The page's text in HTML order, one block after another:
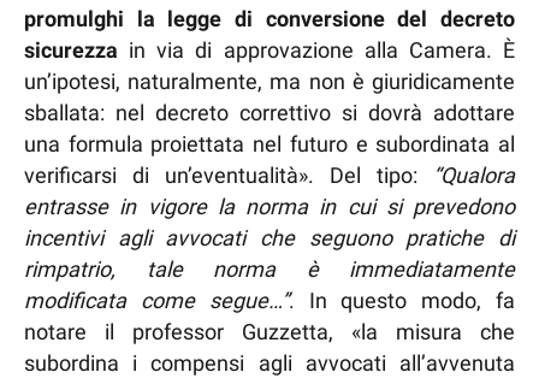
promulghi la legge di conversione del decreto
sicurezza in via di approvazione alla Camera. È
un’ipotesi, naturalmente, ma non è giuridicamente
sballata: nel decreto correttivo si dovrà adottare
una formula proiettata nel futuro e subordinata al
verificarsi di un’eventualità». Del tipo:
“Qualora
entrasse in vigore la norma in cui si prevedono
incentivi agli avvocati che seguono pratiche di
rimpatrio, tale norma è immediatamente
modificata come segue…”. In questo modo, fa
notare il professor Guzzetta, «la misura che
subordina i compensi agli avvocati all’avvenuta